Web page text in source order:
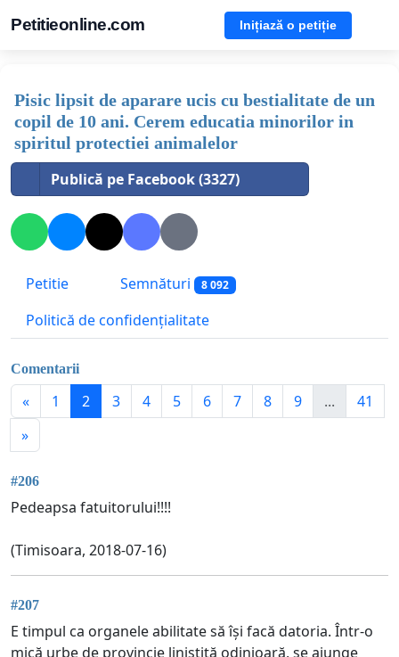
Petitieonline.com Inițiază o petiție
Pisic lipsit de aparare ucis cu bestialitate de un
copil de 10 ani. Cerem educatia minorilor in
spiritul protectiei animalelor
Publică pe Facebook (3327)
Petitie Semnături 8 092
Politică de confidențialitate
Comentarii
« 1 2 3 4 5 6 7 8 9 ...
41
»
#206
Pedeapsa fatuitorului!!!!
(Timisoara, 2018-07-16)
#207
E timpul ca organele abilitate să își facă datoria. Într-o
mică urbe de provincie liniștită odinioară, se ajunge